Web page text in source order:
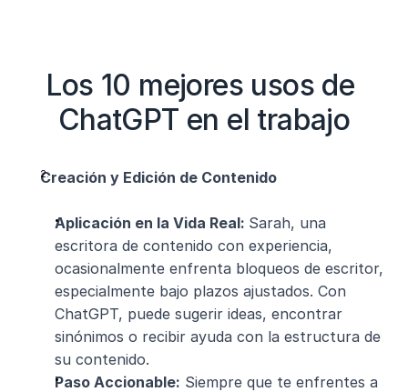
Los 10 mejores usos de
ChatGPT en el trabajo
Creación y Edición de Contenido
Aplicación en la Vida Real: Sarah, una
escritora de contenido con experiencia,
ocasionalmente enfrenta bloqueos de escritor,
especialmente bajo plazos ajustados. Con
ChatGPT, puede sugerir ideas, encontrar
sinónimos o recibir ayuda con la estructura de
su contenido.
Paso Accionable: Siempre que te enfrentes a